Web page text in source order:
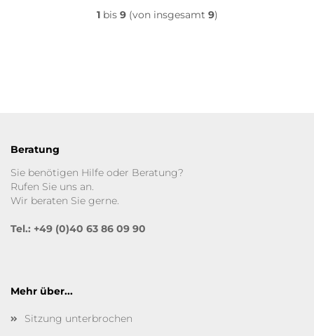
1bis 9(von insgesamt 9)
Beratung
Sie benötigen Hilfe oder Beratung?
Rufen Sie uns an.
Wir beraten Sie gerne.
Tel.: +49 (0)40 63 86 09 90
Mehr über...
Sitzung unterbrochen